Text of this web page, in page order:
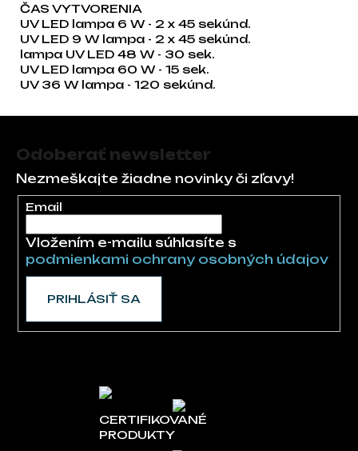
ČAS VYTVORENIA
UV LED lampa 6 W - 2 x 45 sekúnd.
UV LED 9 W lampa - 2 x 45 sekúnd.
lampa UV LED 48 W - 30 sek.
UV LED lampa 60 W - 15 sek.
UV 36 W lampa - 120 sekúnd.
Odoberať newsletter
Nezmeškajte žiadne novinky či zľavy!
Email
Vložením e-mailu súhlasíte s
podmienkami ochrany osobných údajov
PRIHLÁSIŤ SA
CERTIFIKOVANÉ
PRODUKTY